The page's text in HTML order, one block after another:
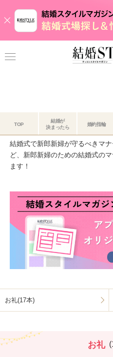
TOP
結婚が
決まったら
婚約指輪
結婚式のお礼・
結婚式で新郎新婦が守るべきマ
ど、新郎新婦のための結婚式の
ます！
お礼(17本)
お礼